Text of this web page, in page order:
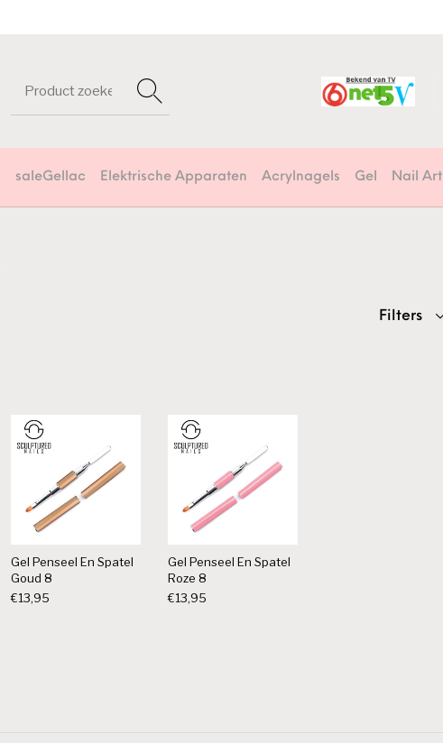
saleGellac Elektrische Apparaten Acrylnagels Gel Nail Art
Filters
Gel Penseel En Spatel
Goud 8
€13,95
Gel Penseel En Spatel
Roze 8
€13,95